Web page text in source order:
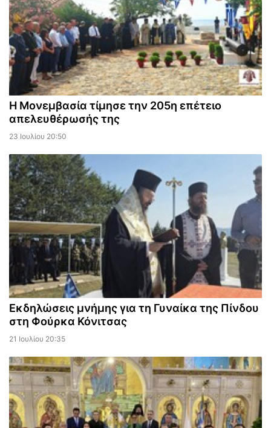
Η Μονεμβασία τίμησε την 205η επέτειο
απελευθέρωσής της
23 Ιουλίου 20:50
Εκδηλώσεις μνήμης για τη Γυναίκα της Πίνδου
στη Φούρκα Κόνιτσας
21 Ιουλίου 20:35